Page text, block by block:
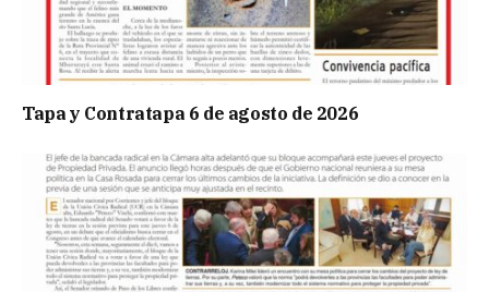
Tapa y Contratapa 6 de agosto de 2026